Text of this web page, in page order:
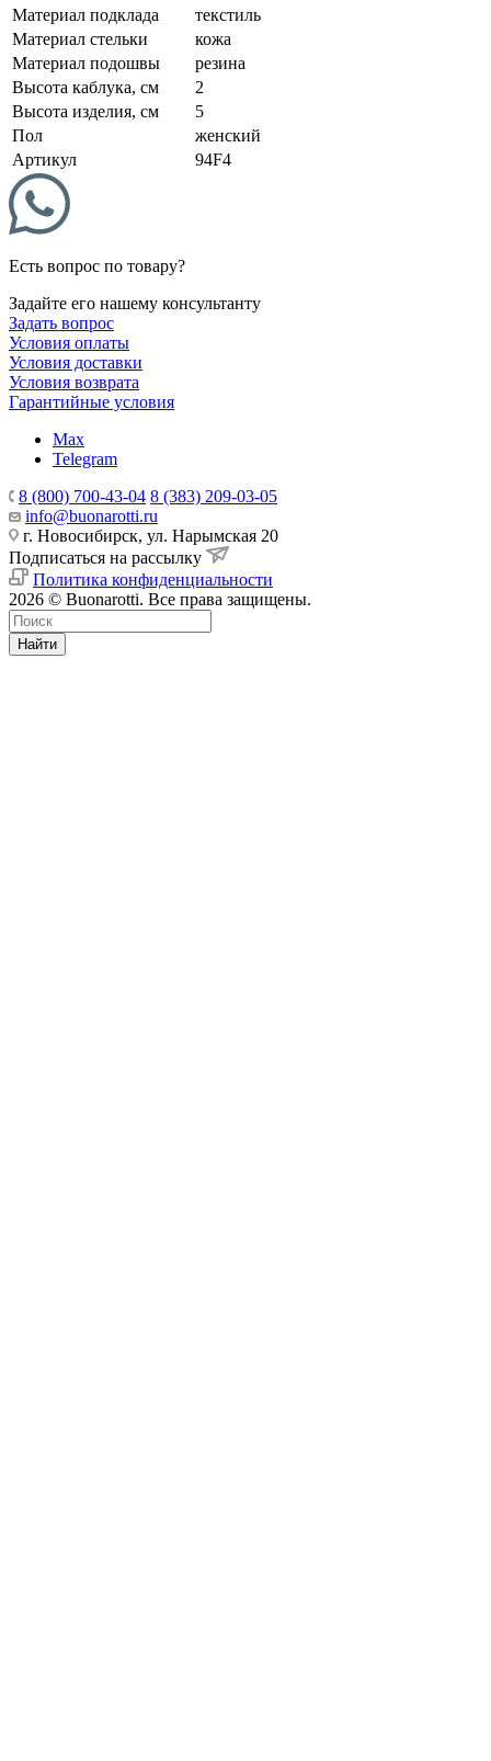
Материал подклада
текстиль
Материал стельки
кожа
Материал подошвы
резина
Высота каблука, см
2
Высота изделия, см
5
Пол
женский
Артикул
94F4
Есть вопрос по товару?
Задайте его нашему консультанту
Задать вопрос
Условия оплаты
Условия доставки
Условия возврата
Гарантийные условия
Max
Telegram
8 (800) 700-43-04 8 (383) 209-03-05
info@buonarotti.ru
г. Новосибирск, ул. Нарымская 20
Подписаться на рассылку
Политика конфиденциальности
2026 © Buonarotti. Все права защищены.
Найти